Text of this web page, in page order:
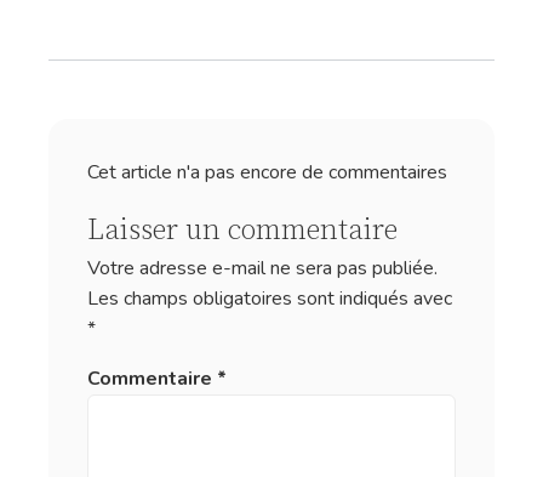
Cet article n'a pas encore de commentaires
Laisser un commentaire
Votre adresse e-mail ne sera pas publiée.
Les champs obligatoires sont indiqués avec
*
Commentaire *